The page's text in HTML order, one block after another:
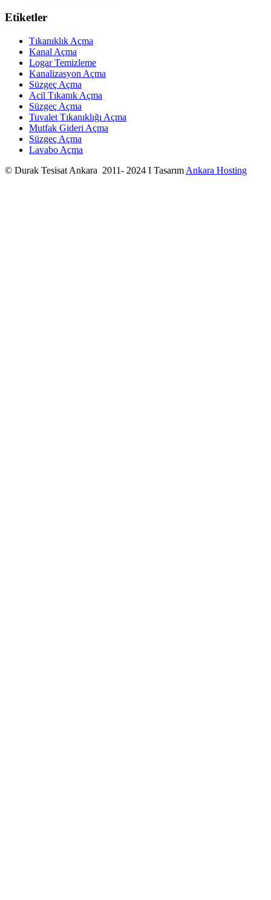
Etiketler
Tıkanıklık Açma
Kanal Açma
Logar Temizleme
Kanalizasyon Açma
Süzgeç Açma
Acil Tıkanık Açma
Süzgeç Açma
Tuvalet Tıkanıklığı Açma
Mutfak Gideri Açma
Süzgeç Açma
Lavabo Açma
© Durak Tesisat Ankara 2011- 2024 I Tasarım Ankara Hosting